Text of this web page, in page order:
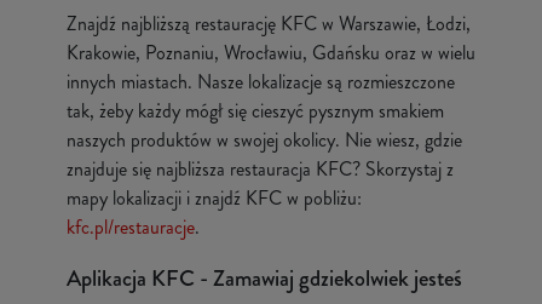
Znajdź najbliższą restaurację KFC w Warszawie, Łodzi,
Krakowie, Poznaniu, Wrocławiu, Gdańsku oraz w wielu
innych miastach. Nasze lokalizacje są rozmieszczone
tak, żeby każdy mógł się cieszyć pysznym smakiem
naszych produktów w swojej okolicy. Nie wiesz, gdzie
znajduje się najbliższa restauracja KFC? Skorzystaj z
mapy lokalizacji i znajdź KFC w pobliżu:
kfc.pl/restauracje.
Aplikacja KFC - Zamawiaj gdziekolwiek jesteś